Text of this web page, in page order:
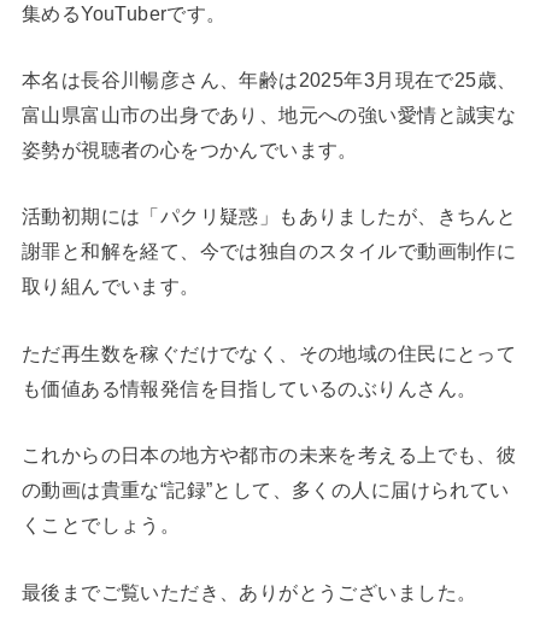
集めるYouTuberです。
本名は長谷川暢彦さん、年齢は2025年3月現在で25歳、
富山県富山市の出身であり、地元への強い愛情と誠実な
姿勢が視聴者の心をつかんでいます。
活動初期には「パクリ疑惑」もありましたが、きちんと
謝罪と和解を経て、今では独自のスタイルで動画制作に
取り組んでいます。
ただ再生数を稼ぐだけでなく、その地域の住民にとって
も価値ある情報発信を目指しているのぶりんさん。
これからの日本の地方や都市の未来を考える上でも、彼
の動画は貴重な“記録”として、多くの人に届けられてい
くことでしょう。
最後までご覧いただき、ありがとうございました。